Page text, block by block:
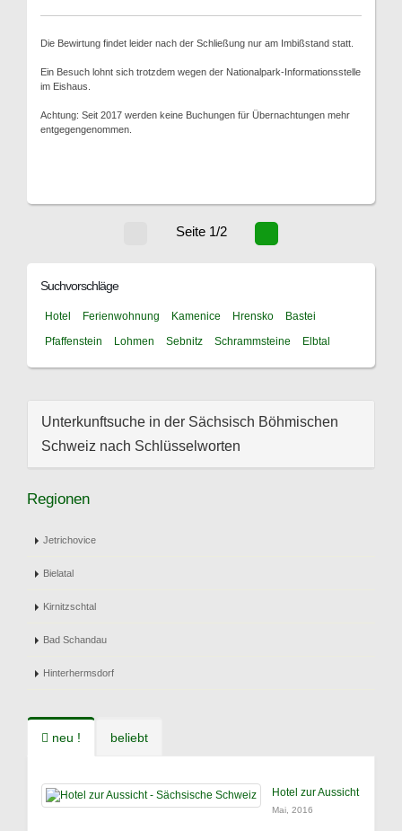
Die Bewirtung findet leider nach der Schließung nur am Imbißstand statt.
Ein Besuch lohnt sich trotzdem wegen der Nationalpark-Informationsstelle
im Eishaus.
Achtung: Seit 2017 werden keine Buchungen für Übernachtungen mehr
entgegengenommen.
Seite 1/2
Suchvorschläge
Hotel Ferienwohnung Kamenice Hrensko
Bastei
Pfaffenstein
Lohmen Sebnitz Schrammsteine Elbtal
Unterkunftsuche in der Sächsisch Böhmischen
Schweiz nach Schlüsselworten
Regionen
Jetrichovice
Bielatal
Kirnitzschtal
Bad Schandau
Hinterhermsdorf
neu ! beliebt
Hotel zur Aussicht
Mai, 2016